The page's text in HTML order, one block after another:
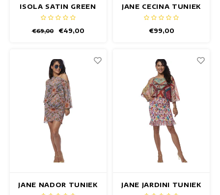
ISOLA SATIN GREEN
TOP
€69,00 €49,00
JANE CECINA TUNIEK
€99,00
JANE NADOR TUNIEK JANE JARDINI TUNIEK